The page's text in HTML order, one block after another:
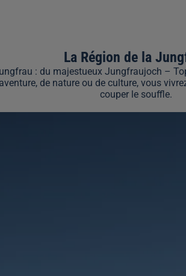
La Région de la
: du majestueux Jungfraujoch –
de nature ou de culture, vous
couper le souffle.